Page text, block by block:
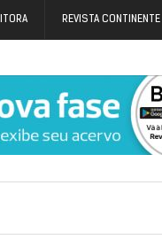
REVISTA CONTINENTE